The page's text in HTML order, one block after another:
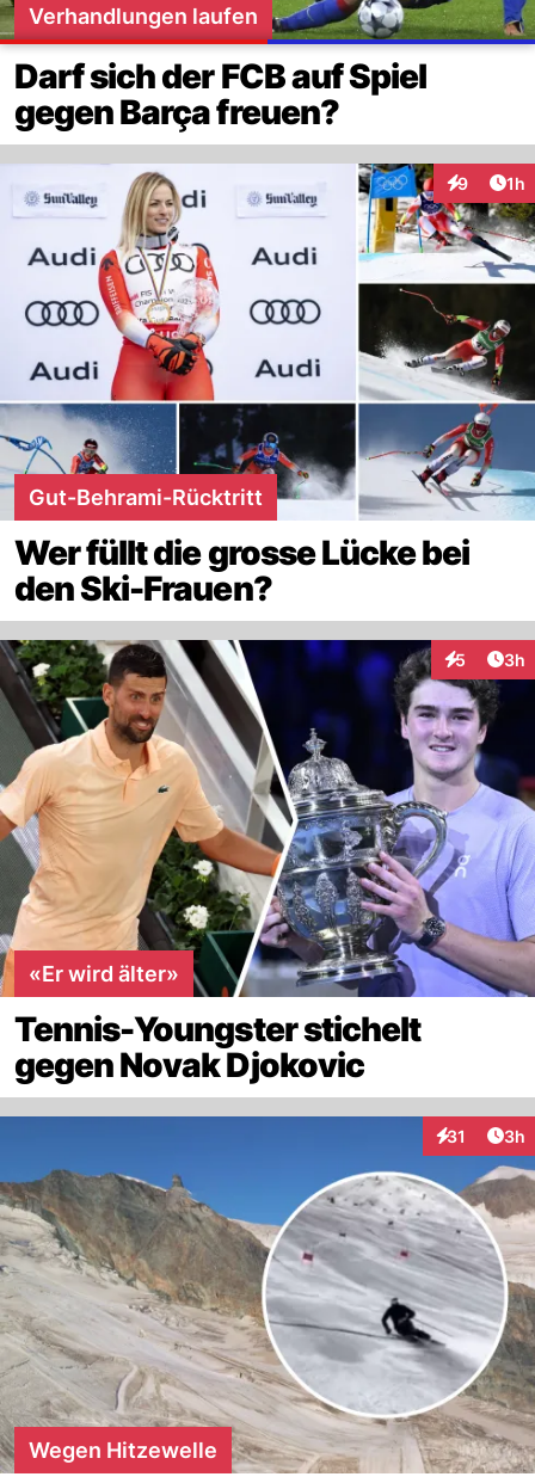
Verhandlungen laufen
Darf sich der FCB auf Spiel
gegen Barça freuen?
9 1h
Gut-Behrami-Rücktritt
Wer füllt die grosse Lücke bei
den Ski-Frauen?
5 3h
«Er wird älter»
Tennis-Youngster stichelt
gegen Novak Djokovic
31
Interaktionen
3h
Wegen Hitzewelle